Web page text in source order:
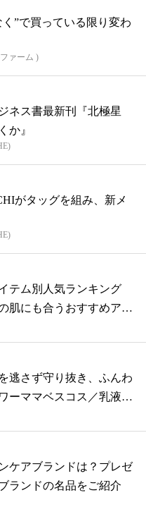
”で買っている限り変わ
ァーム )
ネス書最新刊『北極星
か』
がタッグを組み、新メ
テム別人気ランキング
肌にも合うおすすめアイ
逃さず守り抜き、ふんわ
ーママベスコス／乳液
ケアブランドは？プレゼ
ランドの名品をご紹介